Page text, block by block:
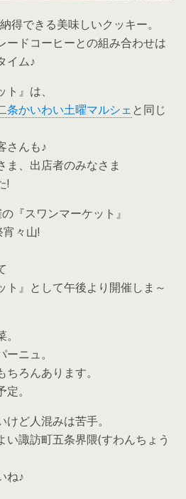
得できる美味しいクッキー。
ードコーヒーとの組み合わせは
イム♪
』は、
条かいわい土曜マルシェと同じ
さんも♪
ま、出店者のみなさま
!
『スワンマーケット』
々山!
ト』として午後より開催しま～
ニュ。
ろんあります。
。
ど人混みは苦手。
い諏訪町五条界隈(すわんちょう
ね♪